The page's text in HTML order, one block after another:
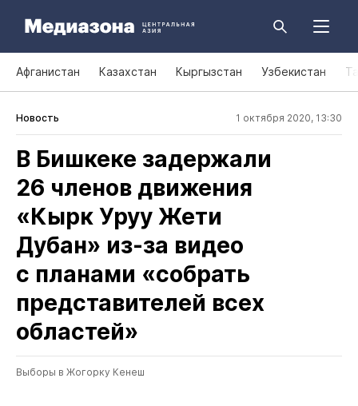
Афганистан Казахстан Кыргызстан Узбекистан
Новость 1 октября 2020, 13:30
В Бишкеке задержали
26 членов движения
«Кырк Уруу Жети
Дубан» из‑за видео
с планами «собрать
представителей всех
областей»
Выборы в Жогорку Кенеш